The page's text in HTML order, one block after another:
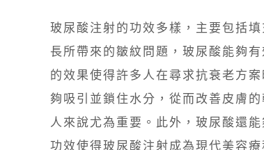
玻尿酸注射的功效多樣，主要包括
長所帶來的皺紋問題，玻尿酸能夠
的效果使得許多人在尋求抗衰老方
夠吸引並鎖住水分，從而改善皮膚
人來說尤為重要。此外，玻尿酸還
功效使得玻尿酸注射成為現代美容